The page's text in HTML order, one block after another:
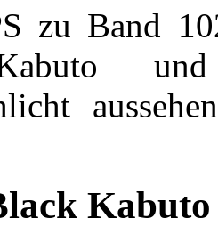
zu Band
und
Kabuto